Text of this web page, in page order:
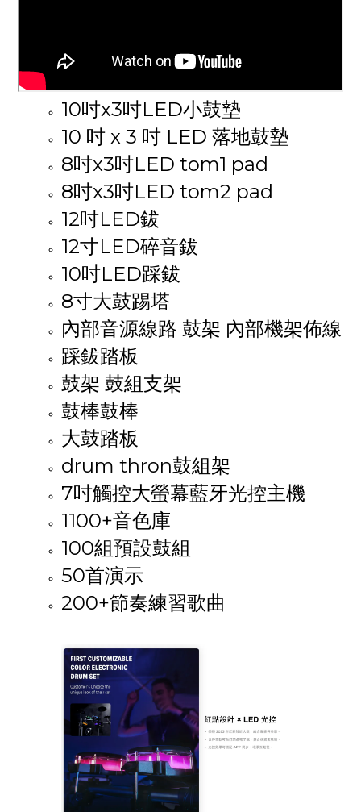
10吋x3吋LED小鼓墊
10 吋 x 3 吋 LED 落地鼓墊
8吋x3吋LED tom1 pad
8吋x3吋LED tom2 pad
12吋LED鈸
12寸LED碎音鈸
10吋LED踩鈸
8寸大鼓踢塔
內部音源線路 鼓架 內部機架佈線
踩鈸踏板
鼓架 鼓組支架
鼓棒鼓棒
大鼓踏板
drum thron鼓組架
7吋觸控大螢幕藍牙光控主機
1100+音色庫
100組預設鼓組
50首演示
200+節奏練習歌曲